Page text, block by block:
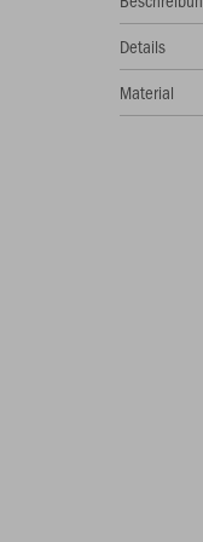
Details
Material